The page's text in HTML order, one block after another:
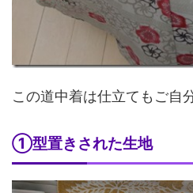
この道中着は仕立てもご自
①型置きされた生地